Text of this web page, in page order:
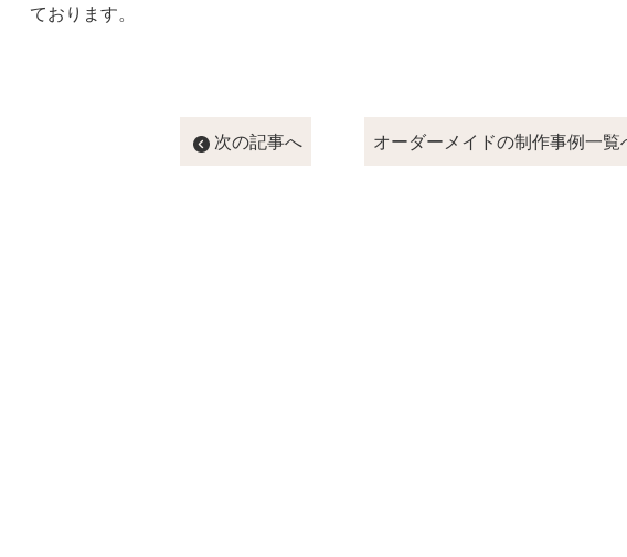
ております。
次の記事へ オーダーメイドの制作事例一覧